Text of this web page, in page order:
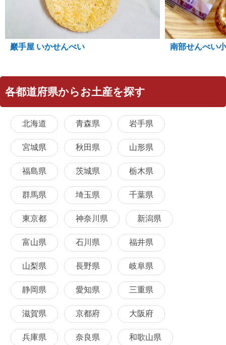
巖手屋 いかせんべい 南部せんべい
各都道府県からお土産を探す
北海道 青森県 岩手県
宮城県 秋田県 山形県
福島県 茨城県 栃木県
群馬県 埼玉県 千葉県
東京都 神奈川県 新潟県
富山県 石川県 福井県
山梨県 長野県 岐阜県
静岡県 愛知県 三重県
滋賀県 京都府 大阪府
兵庫県 奈良県 和歌山県